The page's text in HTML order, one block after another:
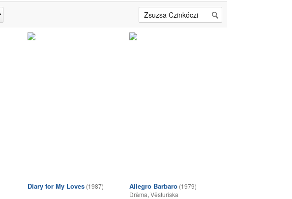
Diary for My Loves (1987) Allegro Barbaro (1979)
Drāma, Vēsturiska